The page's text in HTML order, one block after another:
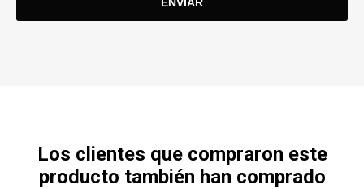
Los clientes que compraron este
producto también han comprado